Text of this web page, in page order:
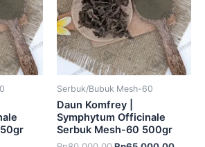
Serbuk/Bubuk Mesh-60
Daun Komfrey |
Symphytum Officinale
Serbuk Mesh-60 500gr